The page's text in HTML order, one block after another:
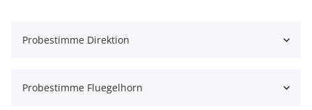
Probestimme Direktion
Probestimme Fluegelhorn